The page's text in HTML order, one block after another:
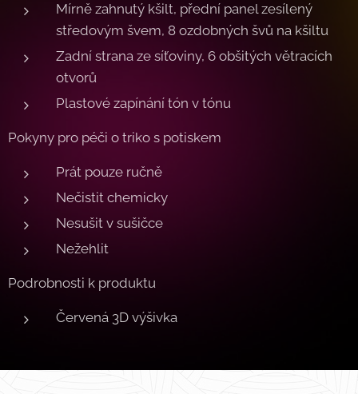
Mírně zahnutý kšilt, přední panel zesílený
středovým švem, 8 ozdobných švů na kšiltu
Zadní strana ze síťoviny, 6 obšitých větracích
otvorů
Plastové zapínání tón v tónu
Pokyny pro péči o triko s potiskem
Prát pouze ručně
Nečistit chemicky
Nesušit v sušičce
Nežehlit
Podrobnosti k produktu
Červená 3D výšivka